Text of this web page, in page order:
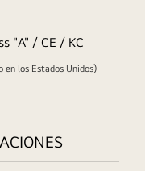
"A" / CE / KC
en los Estados Unidos)